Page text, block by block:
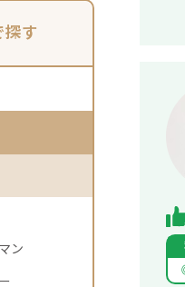
探す
ン